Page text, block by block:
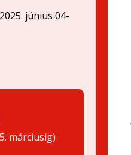
június 04-
márciusig)